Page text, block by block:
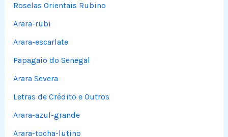
Roselas Orientais Rubino
Arara-rubi
Arara-escarlate
Papagaio do Senegal
Arara Severa
Letras de Crédito e Outros
Arara-azul-grande
Arara-tocha-lutino